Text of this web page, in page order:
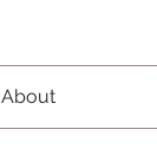
About